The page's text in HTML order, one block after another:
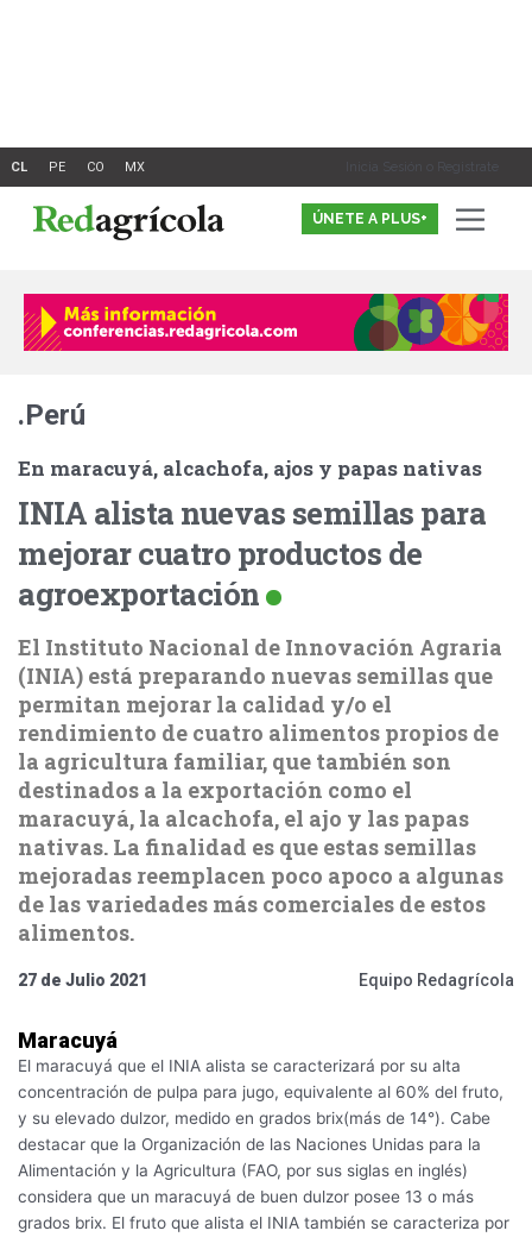
Inicia Sesión o Registrate
ÚNETE A PLUS+
.Perú
En maracuyá, alcachofa, ajos y papas nativas
INIA alista nuevas semillas para
mejorar cuatro productos de
agroexportación
El Instituto Nacional de Innovación Agraria
(INIA) está preparando nuevas semillas que
permitan mejorar la calidad y/o el
rendimiento de cuatro alimentos propios de
la agricultura familiar, que también son
destinados a la exportación como el
maracuyá, la alcachofa, el ajo y las papas
nativas. La finalidad es que estas semillas
mejoradas reemplacen poco apoco a algunas
de las variedades más comerciales de estos
alimentos.
27 de Julio 2021 Equipo Redagrícola
Maracuyá
El maracuyá que el INIA alista se caracterizará por su alta
concentración de pulpa para jugo, equivalente al 60% del fruto,
y su elevado dulzor, medido en grados brix(más de 14°). Cabe
destacar que la Organización de las Naciones Unidas para la
Alimentación y la Agricultura (FAO, por sus siglas en inglés)
considera que un maracuyá de buen dulzor posee 13 o más
grados brix. El fruto que alista el INIA también se caracteriza por